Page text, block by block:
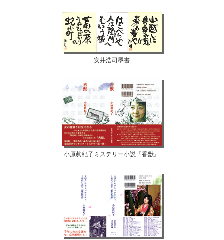
安井浩司墨書
小原眞紀子ミステリー小説『香獣』